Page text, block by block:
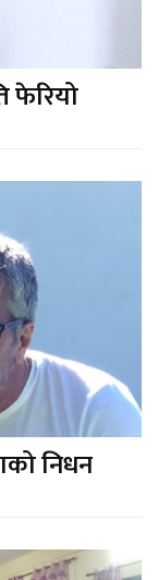
फेरियो
निधन